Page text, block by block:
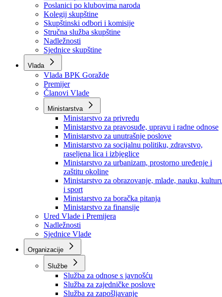
Skupština BPK Goražde
Rukovodstvo
Poslanici po strankama
Poslanici po klubovima naroda
Kolegij skupštine
Skupštinski odbori i komisije
Stručna služba skupštine
Nadležnosti
Sjednice skupštine
Vlada
Vlada BPK Goražde
Premijer
Članovi Vlade
Ministarstva
Ministarstvo za privredu
Ministarstvo za pravosuđe, upravu i radne odnose
Ministarstvo za unutrašnje poslove
Ministarstvo za socijalnu politiku, zdravstvo,
raseljena lica i izbjeglice
Ministarstvo za urbanizam, prostorno uređenje i
zaštitu okoline
Ministarstvo za obrazovanje, mlade, nauku,
i sport
Ministarstvo za boračka pitanja
Ministarstvo za finansije
Ured Vlade i Premijera
Nadležnosti
Sjednice Vlade
Organizacije
Službe